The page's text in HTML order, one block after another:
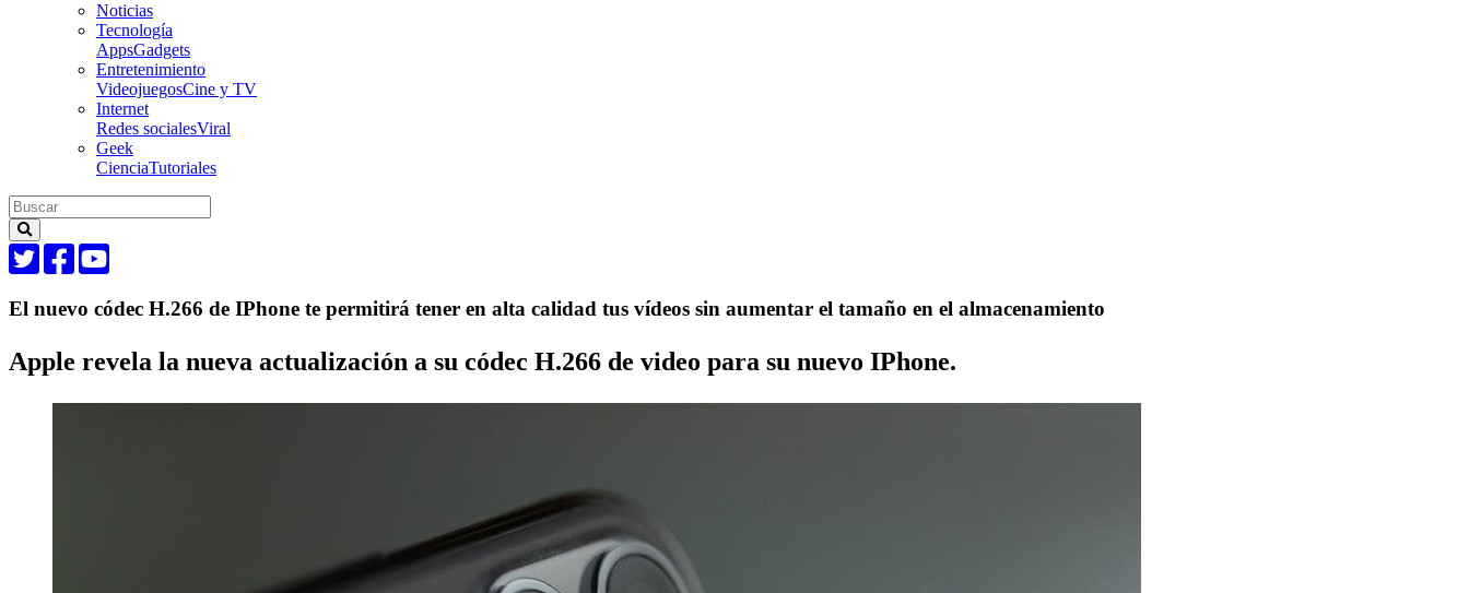
Noticias
Tecnología
AppsGadgets
Entretenimiento
VideojuegosCine y TV
Internet
Redes socialesViral
Geek
CienciaTutoriales
El nuevo códec H.266 de IPhone te permitirá tener en alta calidad tus vídeos sin aumentar el tamaño en el almacenamiento
Apple revela la nueva actualización a su códec H.266 de video para su nuevo IPhone.